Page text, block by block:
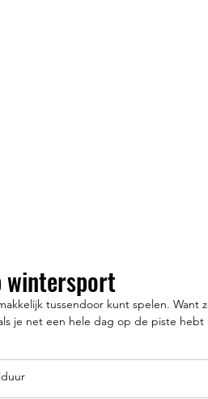
wintersport
tussendoor kunt spelen. Want
je net een hele dag op de piste hebt